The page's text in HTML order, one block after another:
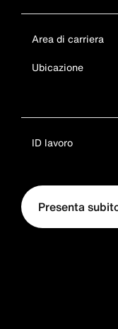
Area di carriera
Ubicazione
ID lavoro
Presenta